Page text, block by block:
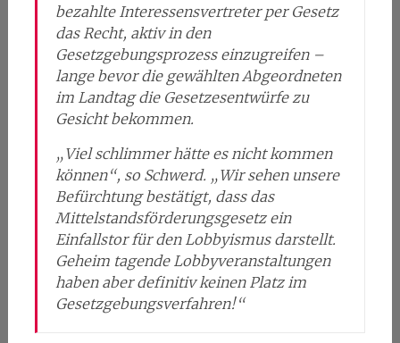
bezahlte Interessensvertreter per Gesetz
das Recht, aktiv in den
Gesetzgebungsprozess einzugreifen –
lange bevor die gewählten Abgeordneten
im Landtag die Gesetzesentwürfe zu
Gesicht bekommen.
„Viel schlimmer hätte es nicht kommen
können“, so Schwerd. „Wir sehen unsere
Befürchtung bestätigt, dass das
Mittelstandsförderungsgesetz ein
Einfallstor für den Lobbyismus darstellt.
Geheim tagende Lobbyveranstaltungen
haben aber definitiv keinen Platz im
Gesetzgebungsverfahren!“